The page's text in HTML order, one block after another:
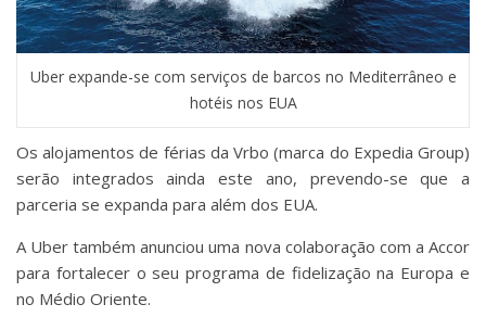
Uber expande-se com serviços de barcos no Mediterrâneo e
hotéis nos EUA
Os alojamentos de férias da Vrbo (marca do Expedia Group)
serão integrados ainda este ano, prevendo-se que a
parceria se expanda para além dos EUA.
A Uber também anunciou uma nova colaboração com a Accor
para fortalecer o seu programa de fidelização na Europa e
no Médio Oriente.